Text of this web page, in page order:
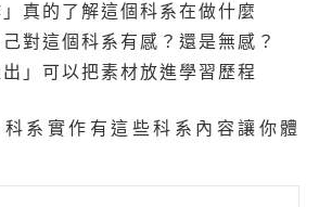
真的了解這個科系在做什麼
對這個科系有感？還是無感？
」可以把素材放進學習歷程
系實作有這些科系內容讓你體